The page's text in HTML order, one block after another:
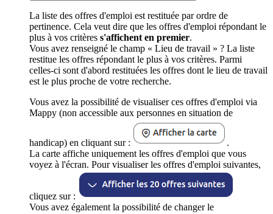
La liste des offres d'emploi est restituée par ordre de
pertinence. Cela veut dire que les offres d'emploi répondant le
plus à vos critères s'affichent en premier.
Vous avez renseigné le champ « Lieu de travail » ? La liste
restitue les offres répondant le plus à vos critères. Parmi
celles-ci sont d'abord restituées les offres dont le lieu de travail
est le plus proche de votre recherche.
Vous avez la possibilité de visualiser ces offres d'emploi via
Mappy (non accessible aux personnes en situation de
handicap) en cliquant sur :
.
La carte affiche uniquement les offres d'emploi que vous
voyez à l'écran. Pour visualiser les offres d'emploi suivantes,
cliquez sur :
Vous avez également la possibilité de changer le